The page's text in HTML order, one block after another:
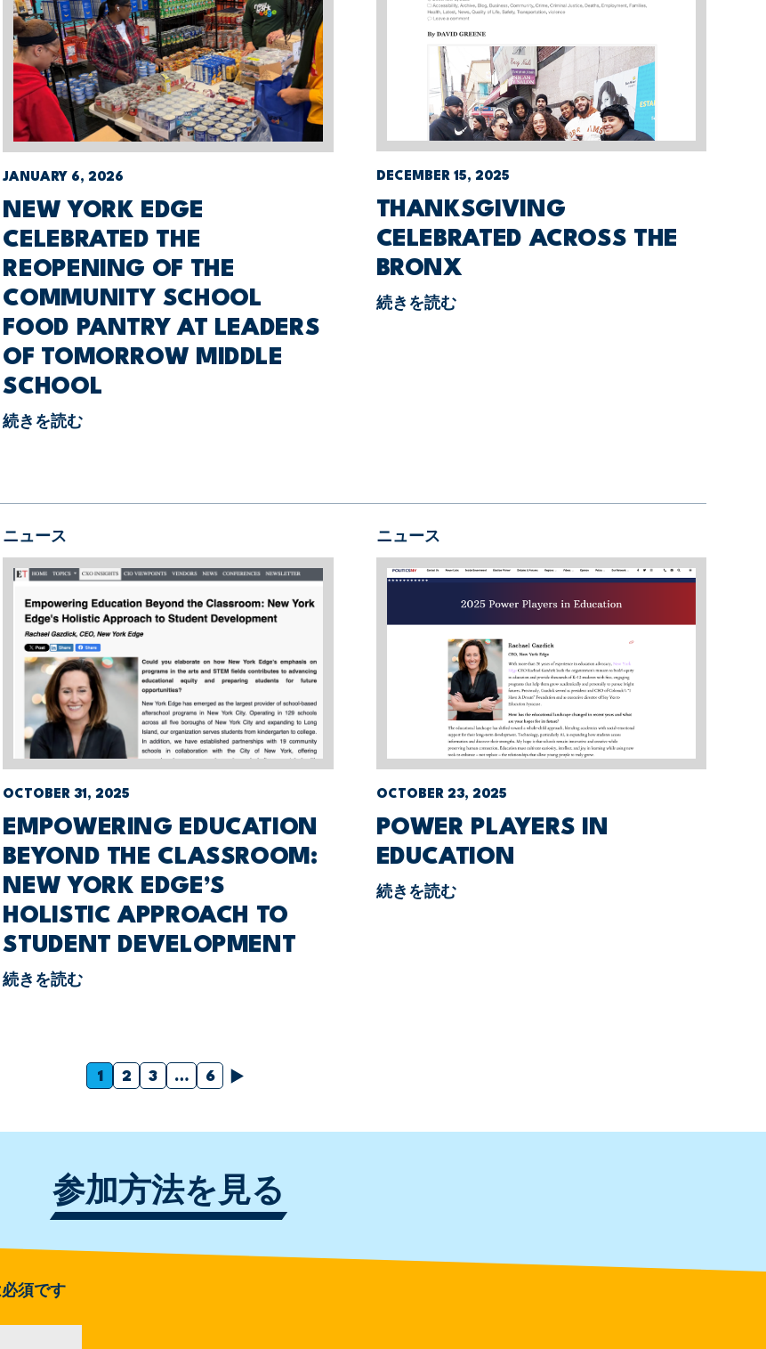
JANUARY 6, 2026
NEW YORK EDGE
CELEBRATED THE
REOPENING OF THE
COMMUNITY SCHOOL
FOOD PANTRY AT LEADERS
OF TOMORROW MIDDLE
SCHOOL
続きを読む
DECEMBER 15, 2025
THANKSGIVING
CELEBRATED ACROSS THE
BRONX
続きを読む
ニュース
OCTOBER 31, 2025
EMPOWERING EDUCATION
BEYOND THE CLASSROOM:
NEW YORK EDGE’S
HOLISTIC APPROACH TO
STUDENT DEVELOPMENT
続きを読む
ニュース
OCTOBER 23, 2025
POWER PLAYERS IN
EDUCATION
続きを読む
1 2 3 … 6 次
参加方法を見る
須です